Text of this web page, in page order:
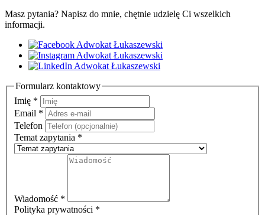
Masz pytania? Napisz do mnie, chętnie udzielę Ci wszelkich
informacji.
Formularz kontaktowy
Imię *
Email *
Telefon
Temat zapytania *
Wiadomość *
Polityka prywatności *